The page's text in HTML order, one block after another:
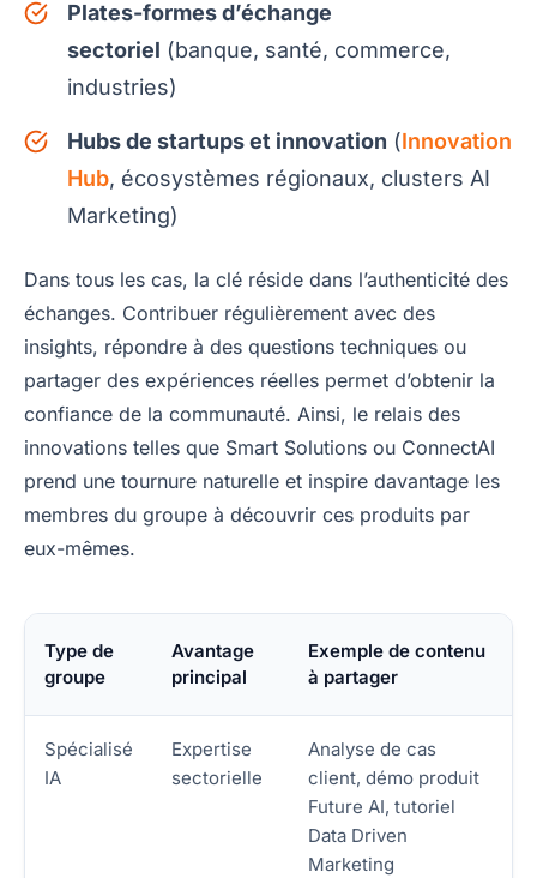
Plates-formes d’échange
sectoriel (banque, santé, commerce,
industries)
Hubs de startups et innovation (Innovation
Hub, écosystèmes régionaux, clusters AI
Marketing)
Dans tous les cas, la clé réside dans l’authenticité des
échanges. Contribuer régulièrement avec des
insights, répondre à des questions techniques ou
partager des expériences réelles permet d’obtenir la
confiance de la communauté. Ainsi, le relais des
innovations telles que Smart Solutions ou ConnectAI
prend une tournure naturelle et inspire davantage les
membres du groupe à découvrir ces produits par
eux-mêmes.
Type de
groupe
Avantage
principal
Exemple de contenu
à partager
Spécialisé
IA
Expertise
sectorielle
Analyse de cas
client, démo produit
Future AI, tutoriel
Data Driven
Marketing